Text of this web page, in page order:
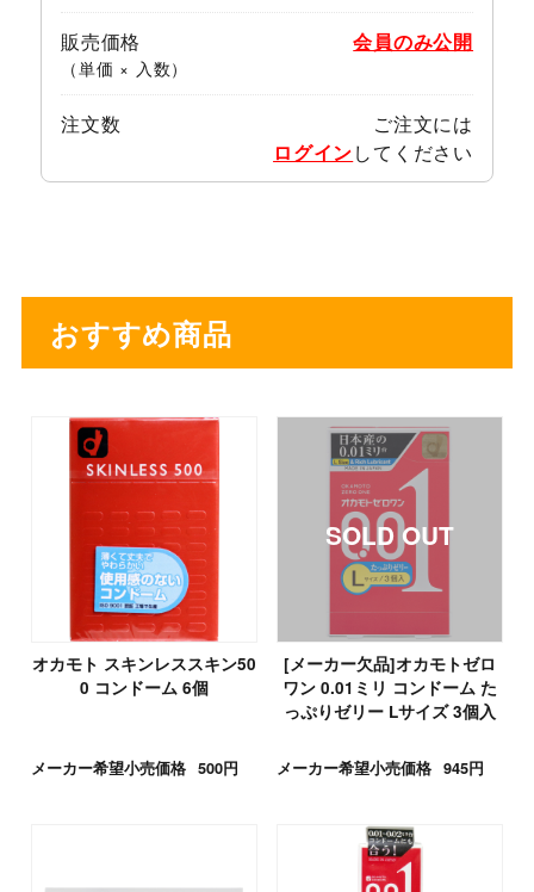
販売価格
（単価 × 入数）
会員のみ公開
注文数
ご注文には
ログインしてください
おすすめ商品
オカモト スキンレススキン50
0 コンドーム 6個
メーカー希望小売価格 500円
[メーカー欠品]オカモトゼロ
ワン 0.01ミリ コンドーム た
っぷりゼリー Lサイズ 3個入
メーカー希望小売価格 945円